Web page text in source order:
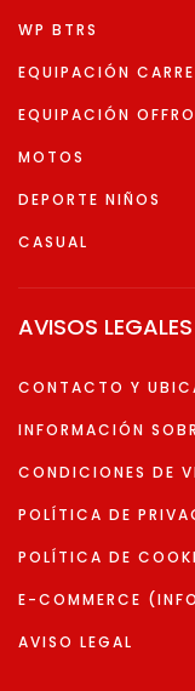
WP BTRS
EQUIPACIÓN
EQUIPACIÓN
MOTOS
DEPORTE NIÑOS
CASUAL
AVISOS LEGALES
CONTACTO Y
INFORMACIÓN
CONDICIONES DE
POLÍTICA DE
POLÍTICA DE
E-COMMERCE
AVISO LEGAL